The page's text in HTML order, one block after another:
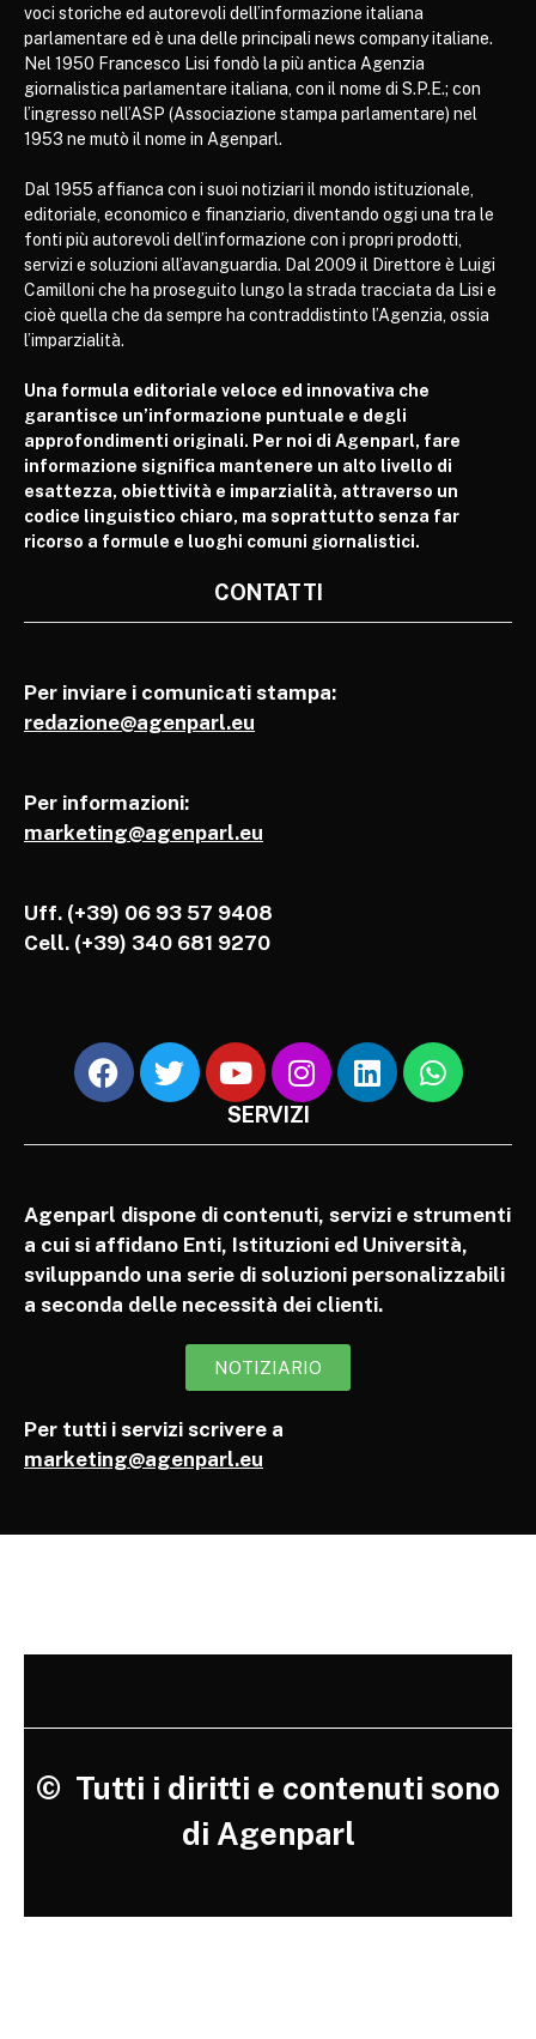
voci storiche ed autorevoli dell’informazione italiana
parlamentare ed è una delle principali news company italiane.
Nel 1950 Francesco Lisi fondò la più antica Agenzia
giornalistica parlamentare italiana, con il nome di S.P.E.; con
l’ingresso nell’ASP (Associazione stampa parlamentare) nel
1953 ne mutò il nome in Agenparl.
Dal 1955 affianca con i suoi notiziari il mondo istituzionale,
editoriale, economico e finanziario, diventando oggi una tra le
fonti più autorevoli dell’informazione con i propri prodotti,
servizi e soluzioni all’avanguardia. Dal 2009 il Direttore è Luigi
Camilloni che ha proseguito lungo la strada tracciata da Lisi e
cioè quella che da sempre ha contraddistinto l’Agenzia, ossia
l’imparzialità.
Una formula editoriale veloce ed innovativa che
garantisce un’informazione puntuale e degli
approfondimenti originali. Per noi di Agenparl, fare
informazione significa mantenere un alto livello di
esattezza, obiettività e imparzialità, attraverso un
codice linguistico chiaro, ma soprattutto senza far
ricorso a formule e luoghi comuni giornalistici.
CONTATTI
Per inviare i comunicati stampa:
redazione@agenparl.eu
Per informazioni:
marketing@agenparl.eu
Uff. (+39) 06 93 57 9408
Cell. (+39) 340 681 9270
SERVIZI
Agenparl dispone di contenuti, servizi e strumenti
a cui si affidano Enti, Istituzioni ed Università,
sviluppando una serie di soluzioni personalizzabili
a seconda delle necessità dei clienti.
NOTIZIARIO
Per tutti i servizi scrivere a
marketing@agenparl.eu
© Tutti i diritti e contenuti sono
di Agenparl